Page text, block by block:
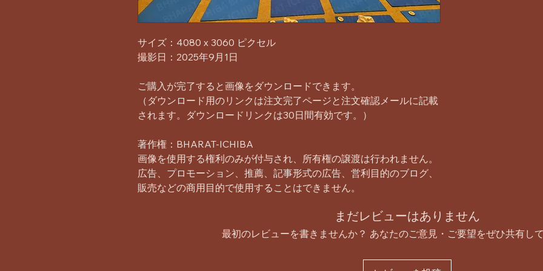
サイズ：4080 x 3060 ピクセル
撮影日：2025年9月1日
ご購入が完了すると画像をダウンロードできます。
（ダウンロード用のリンクは注文完了ページと注文確認メールに記載
されます。ダウンロードリンクは30日間有効です。）
著作権：BHARAT-ICHIBA
画像を使用する権利のみが付与され、所有権の譲渡は行われません。
広告、プロモーション、推薦、記事形式の広告、営利目的のブログ、
販売などの商用目的で使用することはできません。
まだレビューはありません
最初のレビューを書きませんか？ あなたのご意見・ご要望をぜひ共有して